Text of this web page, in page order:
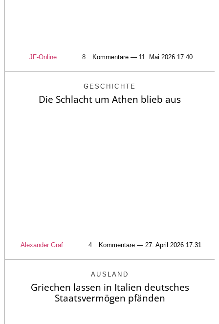
JF-Online 8 Kommentare — 11. Mai 2026 17:40
GESCHICHTE
Die Schlacht um Athen blieb aus
Alexander Graf 4 Kommentare — 27. April 2026 17:31
AUSLAND
Griechen lassen in Italien deutsches
Staatsvermögen pfänden